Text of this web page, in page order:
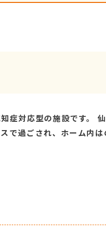
症対応型の施設です。
で過ごされ、ホーム内